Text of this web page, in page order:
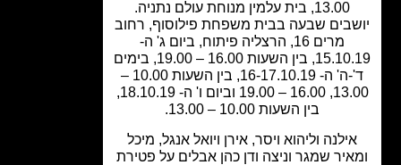
שבעה בבית משפחת פילוסוף, רחוב
מרים 16, הרצליה פיתוח, ביום ג' ה-
15.10.19, בין השעות 16.00 – 19.00, בימים
ד'-ה' ה- 16-17.10.19, בין השעות 10.00 –
13.00, 16.00 – 19.00 וביום ו' ה- 18.10.19,
בין השעות 10.00 – 13.00.
וליהוא ויסר, אירן ויואל אנגל, מיכל
שמגר וניצה ודן כהן אבלים על פטירת